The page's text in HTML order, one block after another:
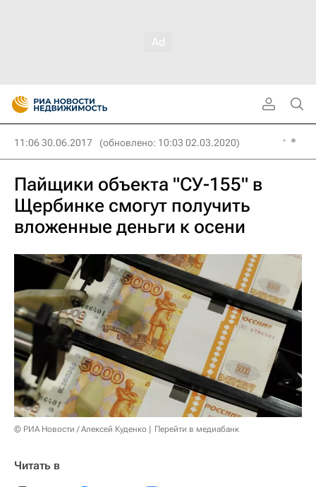
11:06 30.06.2017 (обновлено: 10:03 02.03.2020)
Пайщики объекта "СУ-155" в
Щербинке смогут получить
вложенные деньги к осени
© РИА Новости / Алексей Куденко Перейти в медиабанк
Читать в